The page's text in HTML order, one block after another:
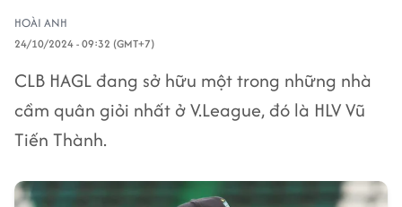
HOÀI ANH
24/10/2024 - 09:32 (GMT+7)
CLB HAGL đang sở hữu một trong những nhà
cầm quân giỏi nhất ở V.League, đó là HLV Vũ
Tiến Thành.